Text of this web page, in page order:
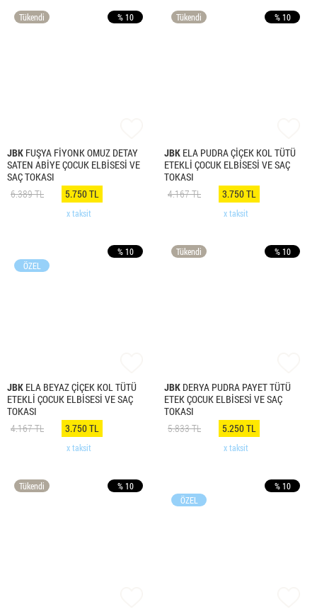
JBK FUŞYA FİYONK OMUZ DETAY
SATEN ABİYE ÇOCUK ELBİSESİ VE
SAÇ TOKASI
% 10
Tükendi
6.389 TL 5.750 TL
x taksit
JBK ELA PUDRA ÇİÇEK KOL TÜTÜ
ETEKLİ ÇOCUK ELBİSESİ VE SAÇ
TOKASI
% 10
Tükendi
4.167 TL 3.750 TL
x taksit
JBK ELA BEYAZ ÇİÇEK KOL TÜTÜ
ETEKLİ ÇOCUK ELBİSESİ VE SAÇ
TOKASI
% 10
ÖZEL
4.167 TL 3.750 TL
x taksit
JBK DERYA PUDRA PAYET TÜTÜ
ETEK ÇOCUK ELBİSESİ VE SAÇ
TOKASI
% 10
Tükendi
5.833 TL 5.250 TL
x taksit
% 10
Tükendi
% 10
ÖZEL